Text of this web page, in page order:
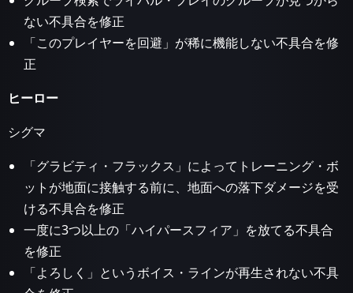
ない不具合を修正
「このプレイヤーを回避」が稀に機能しない不具合を修
正
ヒーロー
シグマ
「グラビティ・フラックス」によってトレーニング・ボ
ットが地面に接触する前に、地面への落下ダメージを受
ける不具合を修正
一度に3つ以上の「ハイパースフィア」を放てる不具合
を修正
「よろしく」というボイス・ラインが再生されない不具